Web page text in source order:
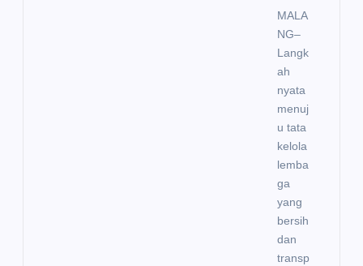
MALA
NG–
Langk
ah
nyata
menuj
u tata
kelola
lemba
ga
yang
bersih
dan
transp